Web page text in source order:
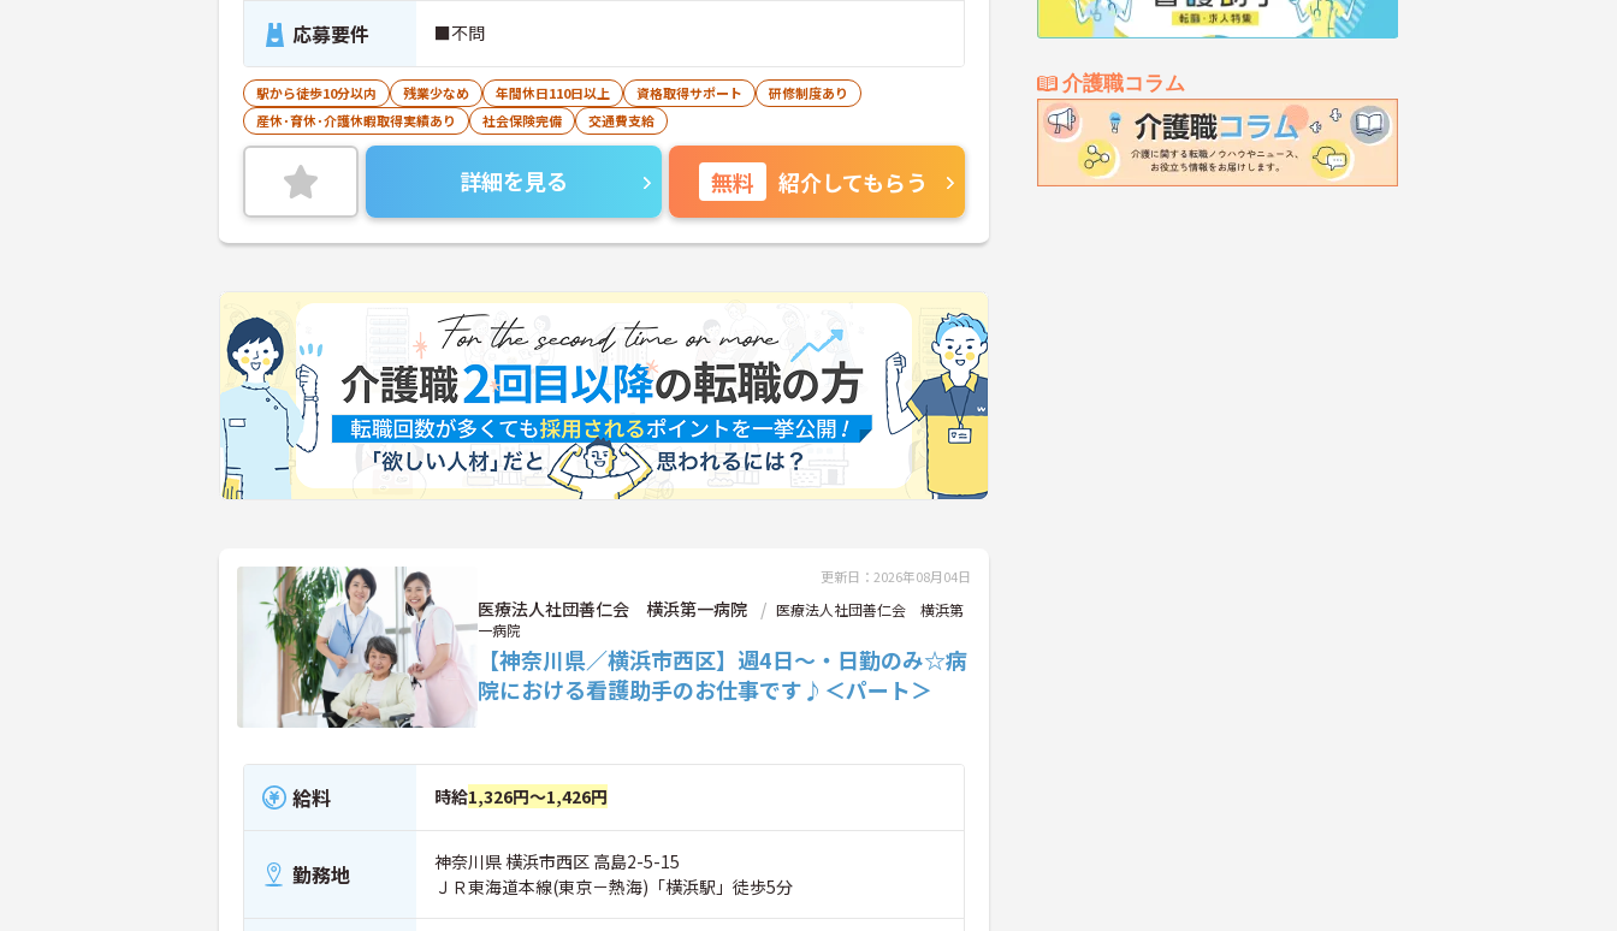
介護職コラム
応募要件 ■不問
駅から徒歩10分以内 残業少なめ 年間休日110日以上 資格取得サポート
研修制度あり
産休･育休･介護休暇取得実績あり
社会保険完備 交通費支給
詳細を見る 無料 紹介してもらう
更新日：2026年08月04日
医療法人社団善仁会 横浜第一病院
医療法人社団善仁会 横浜第
一病院
【神奈川県／横浜市西区】週4日～・日勤のみ☆病
院における看護助手のお仕事です♪＜パート＞
給料 時給1,326円～1,426円
勤務地
神奈川県 横浜市西区 高島2-5-15
ＪＲ東海道本線(東京－熱海)「横浜駅」徒歩5分